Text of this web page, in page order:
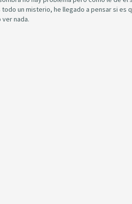
todo un misterio, he llegado a pensar si es
nada.